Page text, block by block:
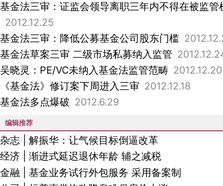
基金法三审：证监会领导离职三年内不得在被监管
2012.12.25
基金法三审：降低公募基金公司股东门槛
基金法草案三审 二级市场私募纳入监管
吴晓灵：PE/VC未纳入基金法监管范畴 2012.12.20
《基金法》修订案下周进入三审 2012.12.18
基金法多点爆破 2012.6.29
编辑推荐
杂志
解振华：让气候目标倒逼改革
经济
渐进式延迟退休年龄 辅之减税
金融
基金业务试行外包服务 采用备案制